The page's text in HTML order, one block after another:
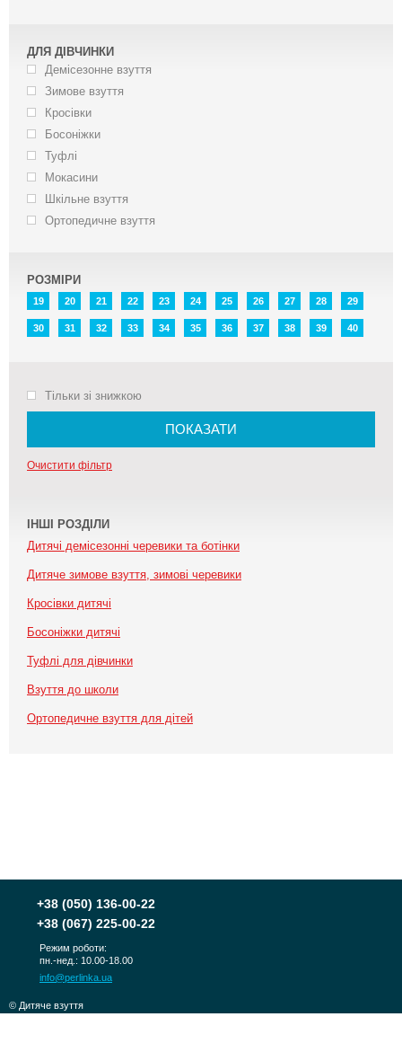
ДЛЯ ДІВЧИНКИ
Демісезонне взуття
Зимове взуття
Кросівки
Босоніжки
Туфлі
Мокасини
Шкільне взуття
Ортопедичне взуття
РОЗМІРИ
19 20 21 22 23 24 25 26 27 28 29
30 31 32 33 34 35 36 37 38 39 40
Тільки зі знижкою
ПОКАЗАТИ
Очистити фільтр
ІНШІ РОЗДІЛИ
Дитячі демісезонні черевики та ботінки
Дитяче зимове взуття, зимові черевики
Кросівки дитячі
Босоніжки дитячі
Туфлі для дівчинки
Взуття до школи
Ортопедичне взуття для дітей
+38 (050) 136-00-22
+38 (067) 225-00-22
Режим роботи:
пн.-нед.: 10.00-18.00
info@perlinka.ua
© Дитяче взуття